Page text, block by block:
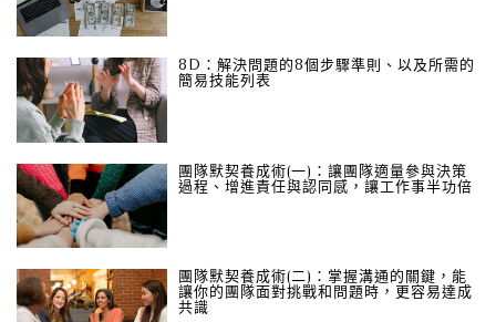
8D：解決問題的8個步驟準則、以及所需的
簡易技能列表
團隊默契養成術(一)：讓團隊適量參與決策
過程、增進責任與認同感，讓工作事半功倍
團隊默契養成術(二)：掌握溝通的關鍵，能
讓你的團隊面對挑戰和問題時，更容易達成
共識